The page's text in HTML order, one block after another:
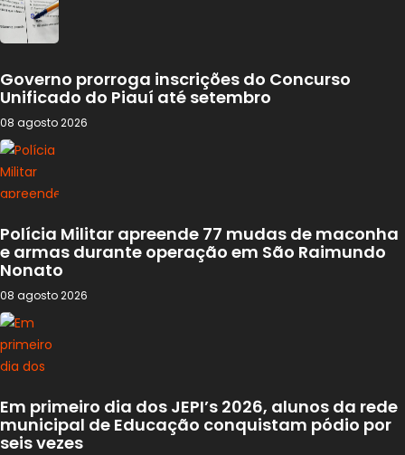
Governo prorroga inscrições do Concurso
Unificado do Piauí até setembro
08 agosto 2026
Polícia Militar apreende 77 mudas de maconha
e armas durante operação em São Raimundo
Nonato
08 agosto 2026
Em primeiro dia dos JEPI’s 2026, alunos da rede
municipal de Educação conquistam pódio por
seis vezes